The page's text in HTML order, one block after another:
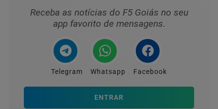
Receba as notícias do F5 Goiás no seu
app favorito de mensagens.
Telegram Whatsapp Facebook
ENTRAR